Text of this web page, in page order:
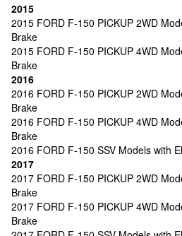
2015
2015 FORD F-150 PICKUP 2WD
Brake
2015 FORD F-150 PICKUP 4WD
Brake
2016
2016 FORD F-150 PICKUP 2WD
Brake
2016 FORD F-150 PICKUP 4WD
Brake
2016 FORD F-150 SSV Models with
2017
2017 FORD F-150 PICKUP 2WD
Brake
2017 FORD F-150 PICKUP 4WD
Brake